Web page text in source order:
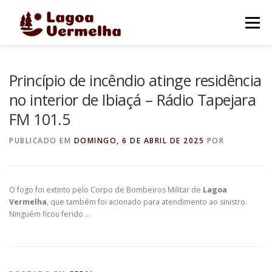
Menu
FALE CONOSCO
Princípio de incêndio atinge residência
no interior de Ibiaçá – Rádio Tapejara
FM 101.5
PUBLICADO EM DOMINGO, 6 DE ABRIL DE 2025 POR
O fogo foi extinto pelo Corpo de Bombeiros Militar de Lagoa
Vermelha, que também foi acionado para atendimento ao sinistro.
Ninguém ficou ferido …